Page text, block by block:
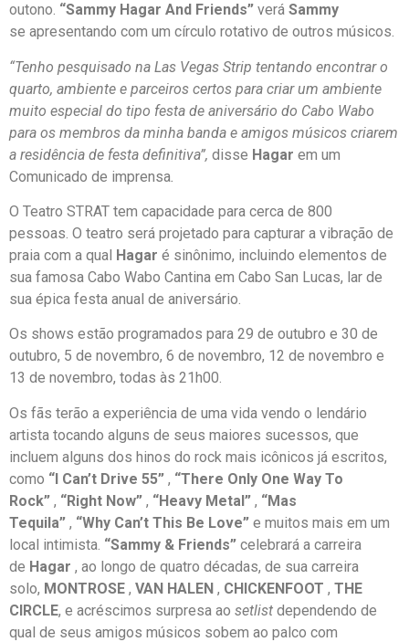
outono. “Sammy Hagar And Friends” verá Sammy
se apresentando com um círculo rotativo de outros músicos.
“Tenho pesquisado na Las Vegas Strip tentando encontrar o
quarto, ambiente e parceiros certos para criar um ambiente
muito especial do tipo festa de aniversário do Cabo Wabo
para os membros da minha banda e amigos músicos criarem
a residência de festa definitiva”, disse Hagar em um
Comunicado de imprensa
O Teatro STRAT tem capacidade para cerca de 800
pessoas. O teatro será projetado para capturar a vibração de
praia com a qual Hagar é sinônimo, incluindo elementos de
sua famosa Cabo Wabo Cantina em Cabo San Lucas, lar de
sua épica festa anual de aniversário.
Os shows estão programados para 29 de outubro e 30 de
outubro, 5 de novembro, 6 de novembro, 12 de novembro e
13 de novembro, todas às 21h00.
Os fãs terão a experiência de uma vida vendo o lendário
artista tocando alguns de seus maiores sucessos, que
incluem alguns dos hinos do rock mais icônicos já escritos,
como “I Can’t Drive 55” , “There Only One Way To
Rock” , “Right Now” , “Heavy Metal” , “Mas
Tequila” , “Why Can’t This Be Love” e muitos mais em um
local intimista. “Sammy & Friends” celebrará a carreira
de Hagar , ao longo de quatro décadas, de sua carreira
solo, MONTROSE , VAN HALEN , CHICKENFOOT , THE
CIRCLE, e acréscimos surpresa ao setlist dependendo de
qual de seus amigos músicos sobem ao palco com